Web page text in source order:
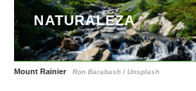
NATURALEZA
Mount Rainier Ron Barabash / Unsplash